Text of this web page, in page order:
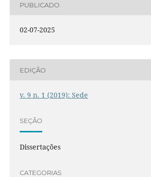
PUBLICADO
02-07-2025
EDIÇÃO
v. 9 n. 1 (2019): Sede
SEÇÃO
Dissertações
CATEGORIAS